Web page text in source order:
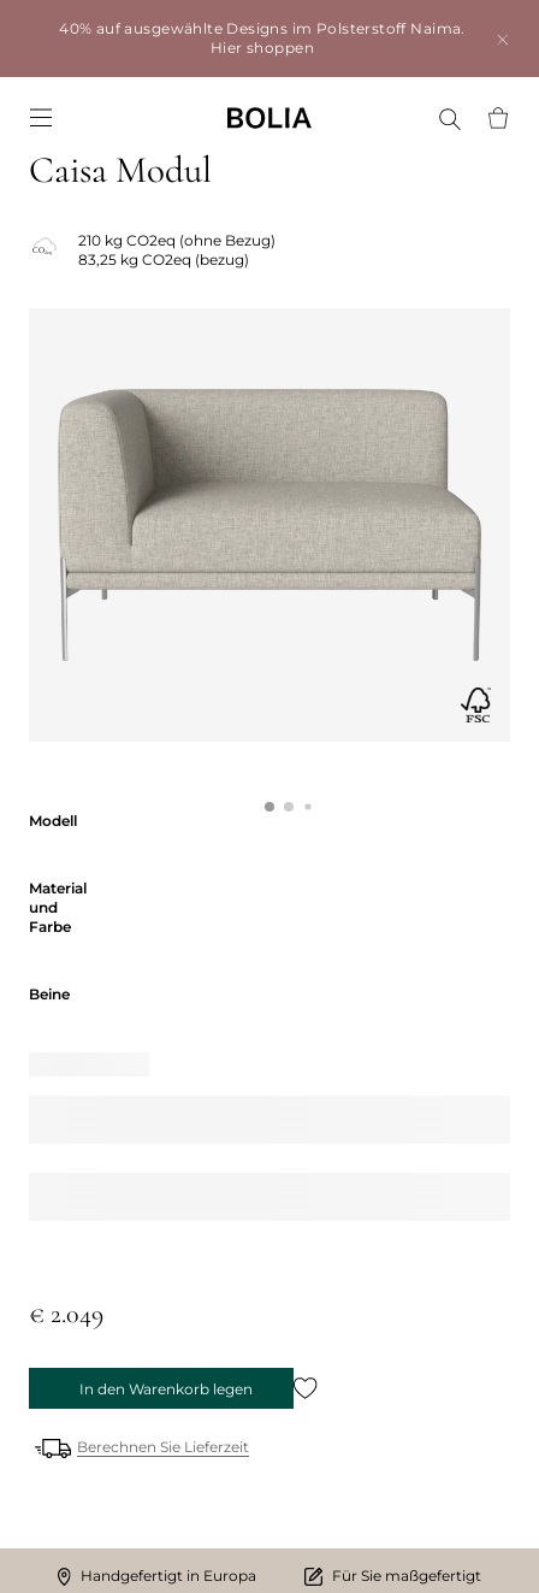
40% auf ausgewählte Designs im Polsterstoff Naima.
Hier shoppen
Caisa Modul
210 kg CO2eq (ohne Bezug)
83,25 kg CO2eq (bezug)
Modell
Material
und
Farbe
Beine
€ 2.049
In den Warenkorb legen
Berechnen Sie Lieferzeit
Handgefertigt in Europa Für Sie maßgefertigt